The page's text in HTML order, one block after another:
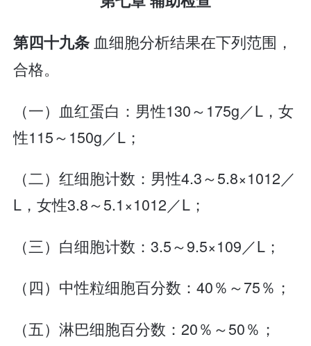
第四十九条血细胞分析结果在下列范围，
合格。
（一）血红蛋白：男性130～175g／L，女
性115～150g／L；
（二）红细胞计数：男性4.3～5.8×1012／
L，女性3.8～5.1×1012／L；
（三）白细胞计数：3.5～9.5×109／L；
（四）中性粒细胞百分数：40％～75％；
（五）淋巴细胞百分数：20％～50％；